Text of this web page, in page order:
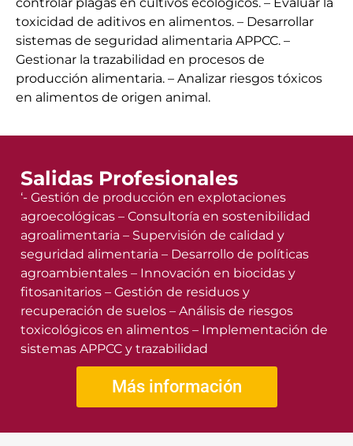
toxicidad de aditivos en alimentos. – Desarrollar
sistemas de seguridad alimentaria APPCC. –
Gestionar la trazabilidad en procesos de
producción alimentaria. – Analizar riesgos tóxicos
en alimentos de origen animal.
Salidas Profesionales
‘- Gestión de producción en explotaciones
agroecológicas – Consultoría en sostenibilidad
agroalimentaria – Supervisión de calidad y
seguridad alimentaria – Desarrollo de políticas
agroambientales – Innovación en biocidas y
fitosanitarios – Gestión de residuos y
recuperación de suelos – Análisis de riesgos
toxicológicos en alimentos – Implementación de
sistemas APPCC y trazabilidad
Más información